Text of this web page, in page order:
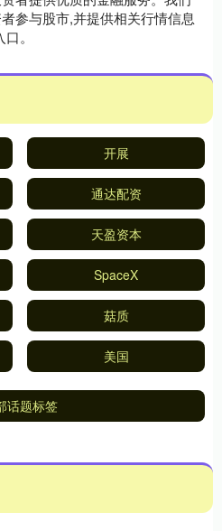
参与股市,并提供相关行情信息
。
开展
通达配资
天盈资本
SpaceX
菇质
美国
话题标签